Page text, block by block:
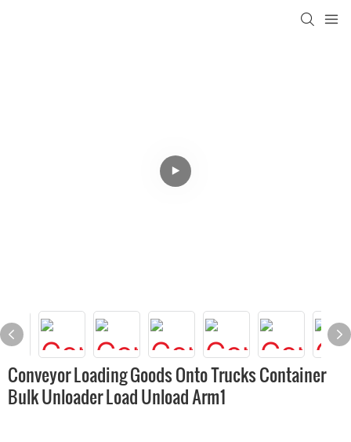
Conveyor Loading Goods Onto Trucks Container
Bulk Unloader Load Unload Arm1